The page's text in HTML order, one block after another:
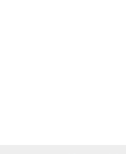
| 20萬內 專案優惠